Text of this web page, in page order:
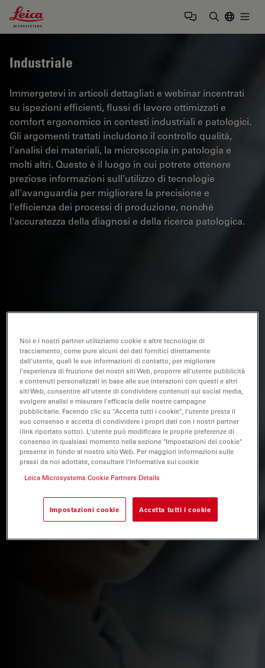
Leica Microsystems Logo
Industriale
Immergetevi in articoli dettagliati e webinar incentrati
su ispezioni efficienti, flussi di lavoro ottimizzati e
comfort ergonomico in contesti industriali e patologici.
Gli argomenti trattati includono il controllo qualità,
l'analisi dei materiali, la microscopia in patologia e
molti altri. Questo è il luogo in cui potrete ottenere
preziose informazioni sull'utilizzo di tecnologie
all'avanguardia per migliorare la precisione e
l'efficienza dei processi di produzione, nonché
l'accuratezza della diagnosi e della ricerca patologica.
Noi e i nostri partner utilizziamo cookie e altre tecnologie di
tracciamento, come pure alcuni dei dati fornitici direttamente
dall'utente, quali le sue informazioni di contatto, per migliorare
l'esperienza di fruizione dei nostri siti Web, proporre all'utente pubblicità
e contenuti personalizzati in base alle sue interazioni con questi e altri
siti Web, consentire all'utente di condividere contenuti sui social media,
svolgere analisi e misurare l'efficacia delle nostre campagne
pubblicitarie. Facendo clic su "Accetta tutti i cookie", l'utente presta il
suo consenso e accetta di condividere i propri dati con i nostri partner
(link riportato sotto). L'utente può modificare le proprie preferenze di
consenso in qualsiasi momento nella sezione "Impostazioni dei cookie"
presente in fondo al nostro sito Web. Per maggiori informazioni sulle
prassi da noi adottate, consultare l'Informativa sui cookie
Leica Microsystems Cookie Partners Details
Impostazioni cookie Accetta tutti i cookie